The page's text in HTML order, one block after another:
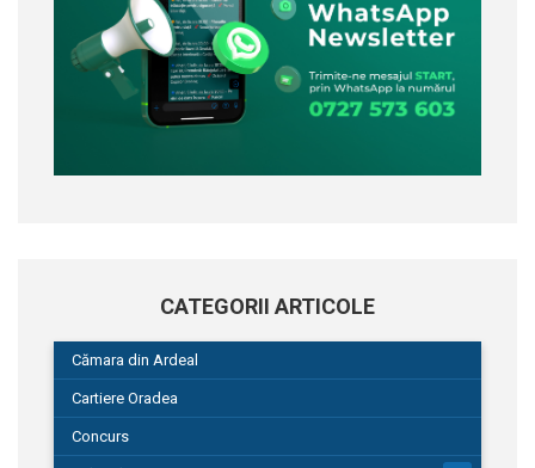
CATEGORII ARTICOLE
Cămara din Ardeal
Cartiere Oradea
Concurs